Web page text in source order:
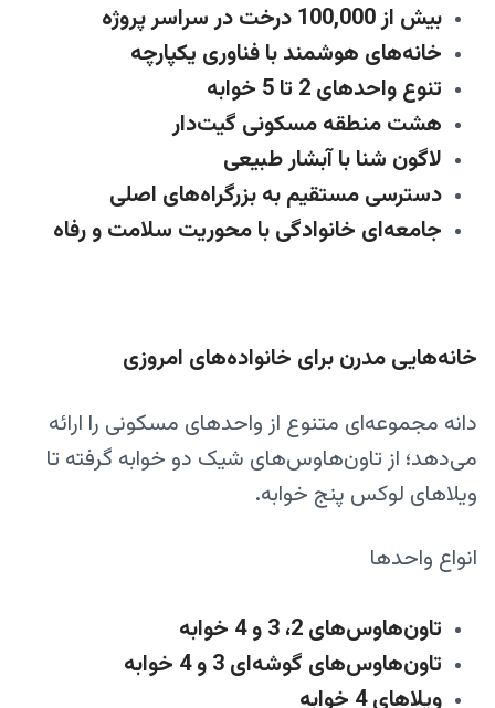
بیش از 100,000 درخت در سراسر پروژه
خانه‌های هوشمند با فناوری یکپارچه
تنوع واحدهای 2 تا 5 خوابه
هشت منطقه مسکونی گیت‌دار
لاگون شنا با آبشار طبیعی
دسترسی مستقیم به بزرگراه‌های اصلی
جامعه‌ای خانوادگی با محوریت سلامت و رفاه
خانه‌هایی مدرن برای خانواده‌های امروزی
دانه مجموعه‌ای متنوع از واحدهای مسکونی را ارائه
می‌دهد؛ از تاون‌هاوس‌های شیک دو خوابه گرفته تا
ویلاهای لوکس پنج خوابه.
انواع واحدها
تاون‌هاوس‌های 2، 3 و 4 خوابه
تاون‌هاوس‌های گوشه‌ای 3 و 4 خوابه
ویلاهای 4 خوابه